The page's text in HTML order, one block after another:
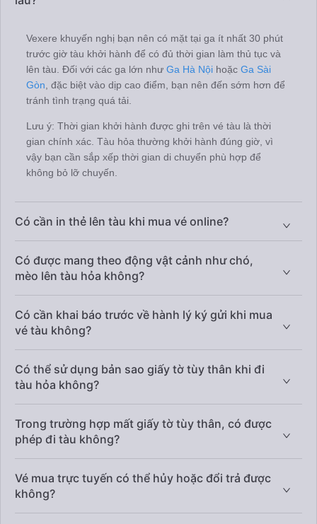
Vexere khuyến nghị bạn nên có mặt tại ga ít nhất 30 phút
trước giờ tàu khởi hành để có đủ thời gian làm thủ tục và
lên tàu. Đối với các ga lớn như Ga Hà Nội hoặc Ga Sài
Gòn , đặc biệt vào dịp cao điểm, bạn nên đến sớm hơn để
tránh tình trạng quá tải.
Lưu ý: Thời gian khởi hành được ghi trên vé tàu là thời
gian chính xác. Tàu hỏa thường khởi hành đúng giờ, vì
vậy bạn cần sắp xếp thời gian di chuyển phù hợp để
không bỏ lỡ chuyến.
Có cần in thẻ lên tàu khi mua vé online?
Có được mang theo động vật cảnh như chó,
mèo lên tàu hỏa không?
Có cần khai báo trước về hành lý ký gửi khi mua
vé tàu không?
Có thể sử dụng bản sao giấy tờ tùy thân khi đi
tàu hỏa không?
Trong trường hợp mất giấy tờ tùy thân, có được
phép đi tàu không?
Vé mua trực tuyến có thể hủy hoặc đổi trả được
không?